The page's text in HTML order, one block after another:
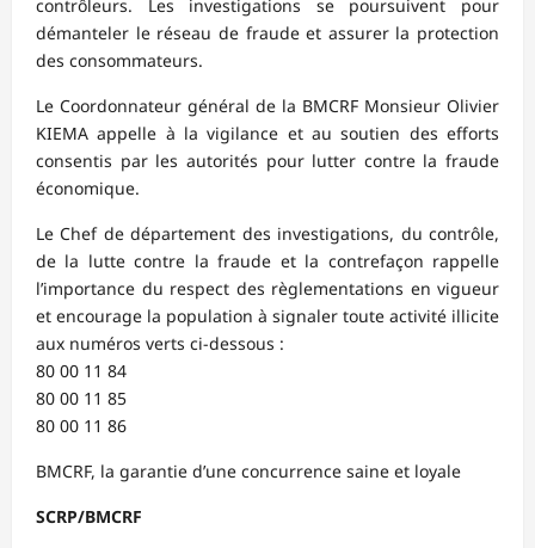
contrôleurs. Les investigations se poursuivent pour
démanteler le réseau de fraude et assurer la protection
des consommateurs.
Le Coordonnateur général de la BMCRF Monsieur Olivier
KIEMA appelle à la vigilance et au soutien des efforts
consentis par les autorités pour lutter contre la fraude
économique.
Le Chef de département des investigations, du contrôle,
de la lutte contre la fraude et la contrefaçon rappelle
l’importance du respect des règlementations en vigueur
et encourage la population à signaler toute activité illicite
aux numéros verts ci-dessous :
80 00 11 84
80 00 11 85
80 00 11 86
BMCRF, la garantie d’une concurrence saine et loyale
SCRP/BMCRF